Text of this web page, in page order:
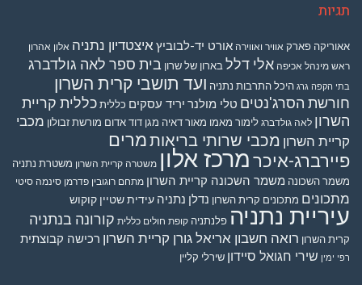
ראש מינהל אכיפה אלי דלל בארון של שרון בית ספר לאה גולדברג
בתי הקפה גרג היכל התרבות נתניה ועד תושבי קרית השרון
חורשת הסרג'נטיםטלי מולנריריד עסקים כללית כללית קריית
השרון לאה גולדברג לימור מאמו מאור דאיה מגן דוד אדום מורשת זבולון מכבי
קריית השרוןמכבי שרותי בריאותמרים
פיירברג-איכרמרכז אלון משטרה קריית השרון
משמר השכונה משמר השכונה קריית השרון מתחם רוגובין פדרמן סינמה סיטי
מתכונים מתכונים קרית השרון נדלןנתניהעידית שטיין קוקוש
עיריית נתניה פלנתניה קופת חולים כללית קורונה בנתניה
קרית השרון רואה חשבון אריאל גורן קריית השרוןרכישה קבוצתית
רפי ימין שירי חגואל סיידון שירלי קליין